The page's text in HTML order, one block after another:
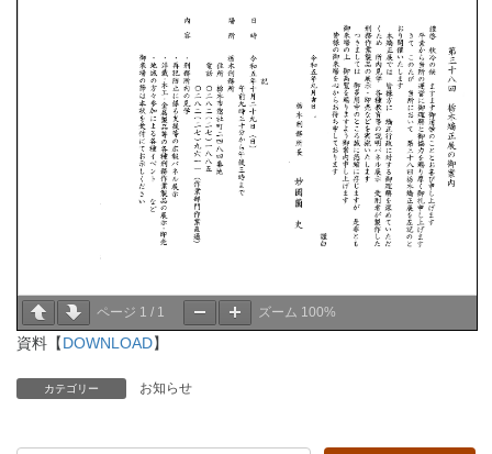
ページ 1 / 1 ズーム 100%
資料【DOWNLOAD】
カテゴリー お知らせ